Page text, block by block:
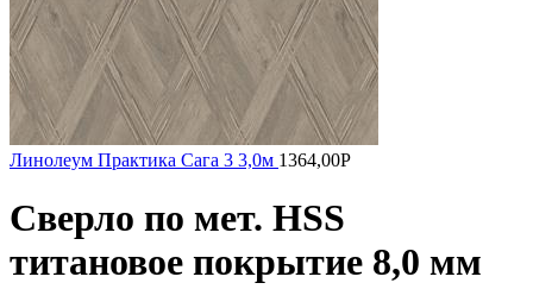
Линолеум Практика Сага 3 3,0м 1364,00Р
Сверло по мет. HSS
титановое покрытие 8,0 мм